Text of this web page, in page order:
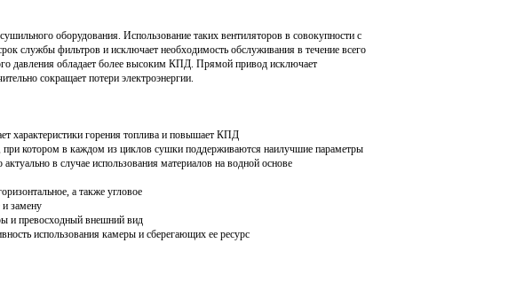
оборудования. Использование таких вентиляторов в совокупности с
службы фильтров и исключает необходимость обслуживания в течение всего
давления обладает более высоким КПД. Прямой привод исключает
сокращает потери электроэнергии.
характеристики горения топлива и повышает КПД
при котором в каждом из циклов сушки поддерживаются наилучшие параметры
в случае использования материалов на водной основе
а также угловое
замену
и превосходный внешний вид
использования камеры и сберегающих ее ресурс